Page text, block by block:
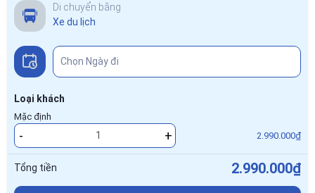
Di chuyển bằng
Xe du lịch
Loại khách
Mặc định
- + 2.990.000₫
Tổng tiền 2.990.000₫